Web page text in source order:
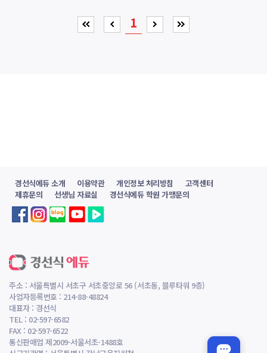
1
경선식에듀 소개 이용약관 개인정보 처리방침
고객센터
제휴문의
선생님 자료실 경선식에듀 학원 가맹문의
주소 : 서울특별시 서초구 서초중앙로 56 (서초동, 블루타워 9층)
사업자등록번호 : 214-88-48824
대표자 : 경선식
TEL : 02-597-6582
FAX : 02-597-6522
통신판매업 제2009-서울서초-1488호